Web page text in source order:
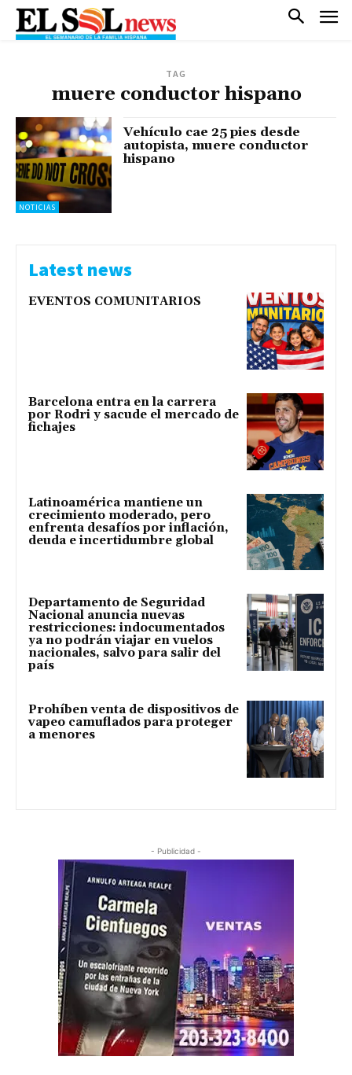
TAG
muere conductor hispano
NOTICIAS
Vehículo cae 25 pies desde
autopista, muere conductor
hispano
Latest news
EVENTOS COMUNITARIOS
Barcelona entra en la carrera
por Rodri y sacude el mercado de
fichajes
Latinoamérica mantiene un
crecimiento moderado, pero
enfrenta desafíos por inflación,
deuda e incertidumbre global
Departamento de Seguridad
Nacional anuncia nuevas
restricciones: indocumentados
ya no podrán viajar en vuelos
nacionales, salvo para salir del
país
Prohíben venta de dispositivos de
vapeo camuflados para proteger
a menores
- Publicidad -